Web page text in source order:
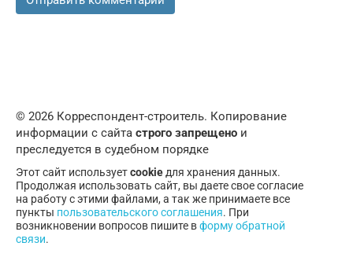
© 2026 Корреспондент-строитель. Копирование
информации с сайта строго запрещено и
преследуется в судебном порядке
Этот сайт используетcookie для хранения данных.
Продолжая использовать сайт, вы даете свое согласие
на работу с этими файлами, а так же принимаете все
пункты пользовательского соглашения. При
возникновении вопросов пишите вформу обратной
связи.